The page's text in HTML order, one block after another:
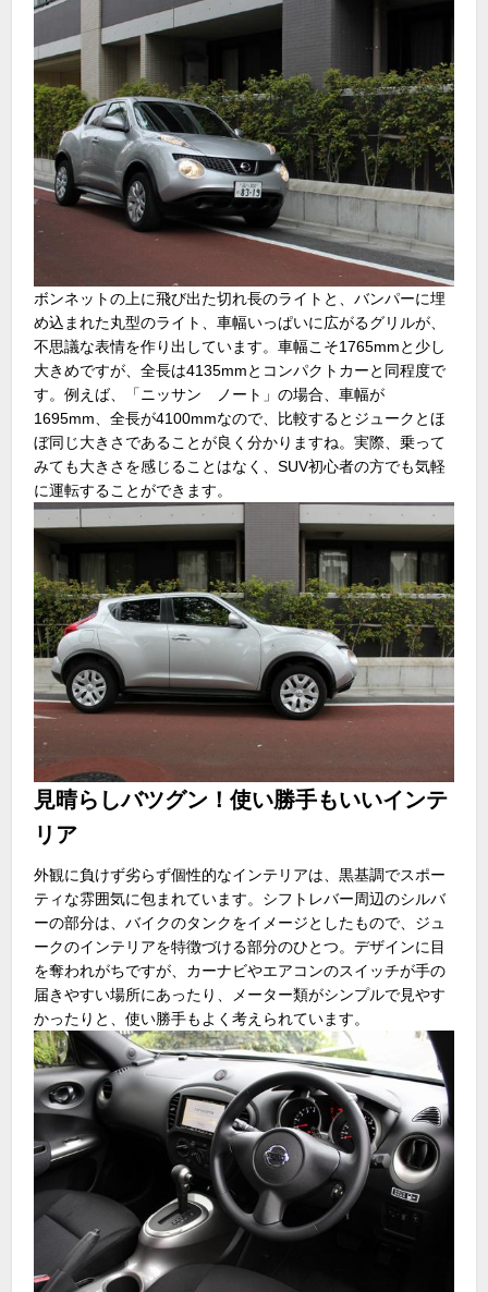
ボンネットの上に飛び出た切れ長のライトと、バンパーに埋
め込まれた丸型のライト、車幅いっぱいに広がるグリルが、
不思議な表情を作り出しています。車幅こそ1765mmと少し
大きめですが、全長は4135mmとコンパクトカーと同程度で
す。例えば、「ニッサン ノート」の場合、車幅が
1695mm、全長が4100mmなので、比較するとジュークとほ
ぼ同じ大きさであることが良く分かりますね。実際、乗って
みても大きさを感じることはなく、SUV初心者の方でも気軽
に運転することができます。
見晴らしバツグン！使い勝手もいいインテ
リア
外観に負けず劣らず個性的なインテリアは、黒基調でスポー
ティな雰囲気に包まれています。シフトレバー周辺のシルバ
ーの部分は、バイクのタンクをイメージとしたもので、ジュ
ークのインテリアを特徴づける部分のひとつ。デザインに目
を奪われがちですが、カーナビやエアコンのスイッチが手の
届きやすい場所にあったり、メーター類がシンプルで見やす
かったりと、使い勝手もよく考えられています。